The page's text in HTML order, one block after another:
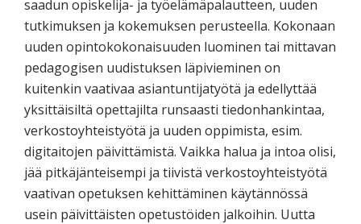
saadun opiskelija- ja työelämäpalautteen, uuden
tutkimuksen ja kokemuksen perusteella. Kokonaan
uuden opintokokonaisuuden luominen tai mittavan
pedagogisen uudistuksen läpivieminen on
kuitenkin vaativaa asiantuntijatyötä ja edellyttää
yksittäisiltä opettajilta runsaasti tiedonhankintaa,
verkostoyhteistyötä ja uuden oppimista, esim.
digitaitojen päivittämistä. Vaikka halua ja intoa olisi,
jää pitkäjänteisempi ja tiivistä verkostoyhteistyötä
vaativan opetuksen kehittäminen käytännössä
usein päivittäisten opetustöiden jalkoihin. Uutta